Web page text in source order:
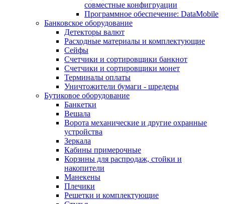
совместные конфигруации
Программное обеспечение: DataMobile
Банковское оборудование
Детекторы валют
Расходные материалы и комплектующие
Сейфы
Счетчики и сортировщики банкнот
Счетчики и сортировщики монет
Терминалы оплаты
Уничтожители бумаги - шредеры
Бутиковое оборудование
Банкетки
Вешала
Ворота механические и другие охранные
устройства
Зеркала
Кабины примерочные
Корзины для распродаж, стойки и
накопители
Манекены
Плечики
Решетки и комплектующие